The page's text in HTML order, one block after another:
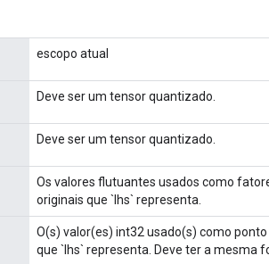
escopo atual
Deve ser um tensor quantizado.
Deve ser um tensor quantizado.
Os valores flutuantes usados ​​como
originais que `lhs` representa.
O(s) valor(es) int32 usado(s) como
que `lhs` representa. Deve ter a mesma